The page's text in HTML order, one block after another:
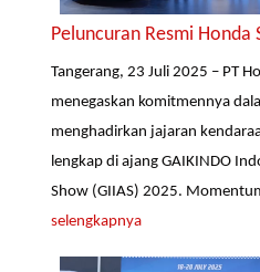
Peluncuran Resmi Honda
Tangerang, 23 Juli 2025 – PT
menegaskan komitmennya
menghadirkan jajaran
lengkap di ajang GAIKINDO
Show (GIIAS) 2025.
selengkapnya